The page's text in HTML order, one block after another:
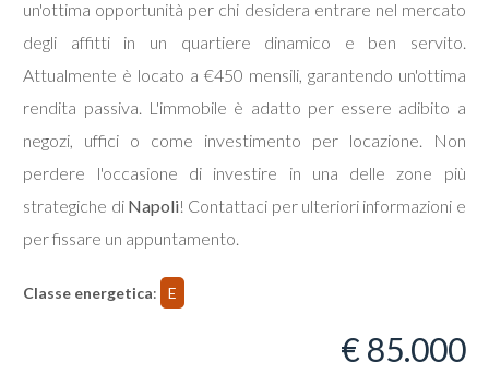
un'ottima opportunità per chi desidera entrare nel mercato
degli affitti in un quartiere dinamico e ben servito.
Attualmente è locato a €450 mensili, garantendo un'ottima
rendita passiva. L'immobile è adatto per essere adibito a
negozi, uffici o come investimento per locazione. Non
perdere l'occasione di investire in una delle zone più
strategiche di Napoli! Contattaci per ulteriori informazioni e
per fissare un appuntamento.
Classe energetica: E
€ 85.000
Prezzo
mq